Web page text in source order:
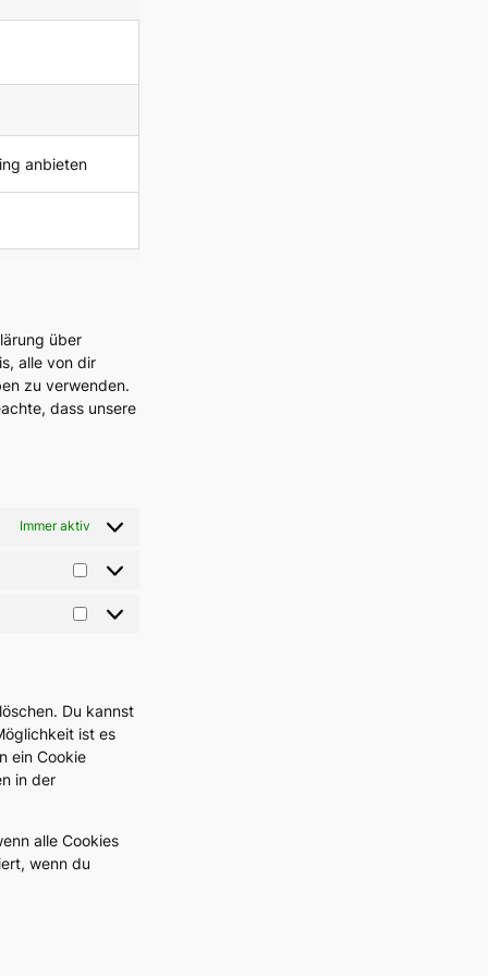
anbieten
über
alle von dir
zu verwenden.
dass unsere
Immer aktiv
Statistiken
Marketing
Du kannst
ist es
ein Cookie
in der
alle Cookies
wenn du